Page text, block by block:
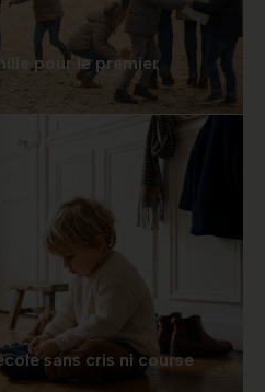
pour le premier
sans cris ni course